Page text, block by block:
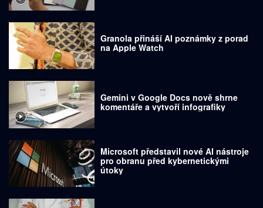
Granola přináší AI poznámky z porad
na Apple Watch
Gemini v Google Docs nově shrne
komentáře a vytvoří infografiky
Microsoft představil nové AI nástroje
pro obranu před kybernetickými
útoky